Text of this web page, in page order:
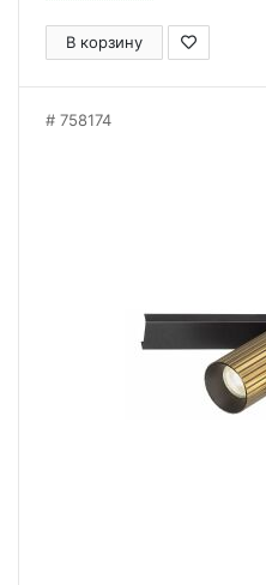
В корзину
758174